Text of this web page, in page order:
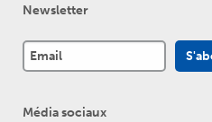
Newsletter
Média sociaux